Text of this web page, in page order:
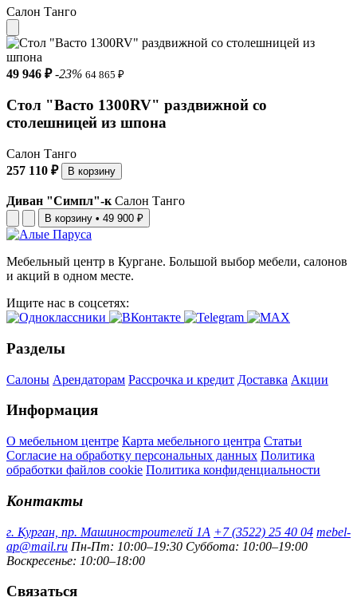
Салон Танго
49 946 ₽ -23% 64 865 ₽
Стол "Васто 1300RV" раздвижной со
столешницей из шпона
Салон Танго
257 110 ₽
В корзину
Диван "Симпл"-к Салон Танго
В корзину • 49 900 ₽
Мебельный центр в Кургане. Большой выбор мебели, салонов
и акций в одном месте.
Ищите нас в соцсетях:
Разделы
Салоны Арендаторам Рассрочка и кредит Доставка Акции
Информация
О мебельном центре Карта мебельного центра Статьи
Согласие на обработку персональных данных Политика
обработки файлов cookie Политика конфиденциальности
Контакты
г. Курган, пр. Машиностроителей 1А +7 (3522) 25 40 04 mebel-
ap@mail.ru Пн-Пт: 10:00–19:30 Суббота: 10:00–19:00
Воскресенье: 10:00–18:00
Связаться